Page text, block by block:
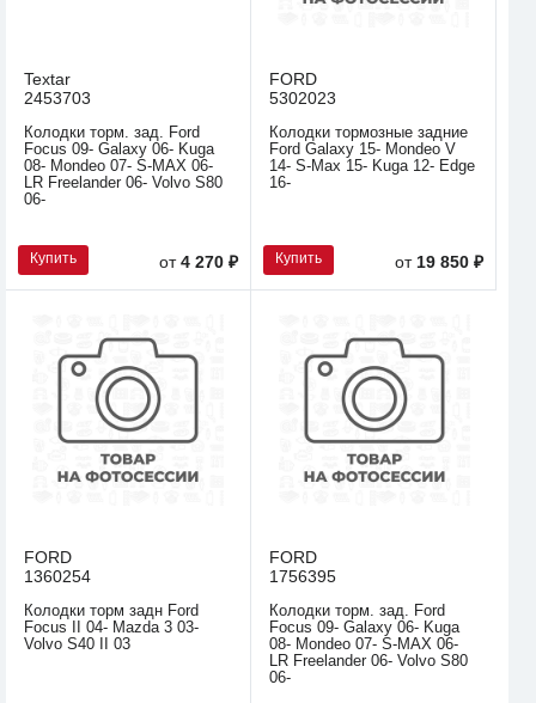
Textar
2453703
Колодки торм. зад. Ford
Focus 09- Galaxy 06- Kuga
08- Mondeo 07- S-MAX 06-
LR Freelander 06- Volvo S80
06-
Купить от4 270 ₽
FORD
5302023
Колодки тормозные задние
Ford Galaxy 15- Mondeo V
14- S-Max 15- Kuga 12- Edge
16-
Купить от 19 850 ₽
FORD
1360254
Колодки торм задн Ford
Focus II 04- Mazda 3 03-
Volvo S40 II 03
FORD
1756395
Колодки торм. зад. Ford
Focus 09- Galaxy 06- Kuga
08- Mondeo 07- S-MAX 06-
LR Freelander 06- Volvo S80
06-